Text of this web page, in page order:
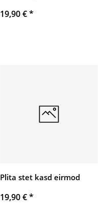
19,90 €*
Plita stet kasd eirmod
19,90 €*